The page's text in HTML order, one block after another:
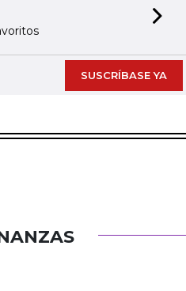
SUSCRÍBASE YA